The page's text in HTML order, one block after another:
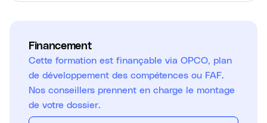
Financement
Cette formation est finançable via OPCO, plan
de développement des compétences ou FAF.
Nos conseillers prennent en charge le montage
de votre dossier.